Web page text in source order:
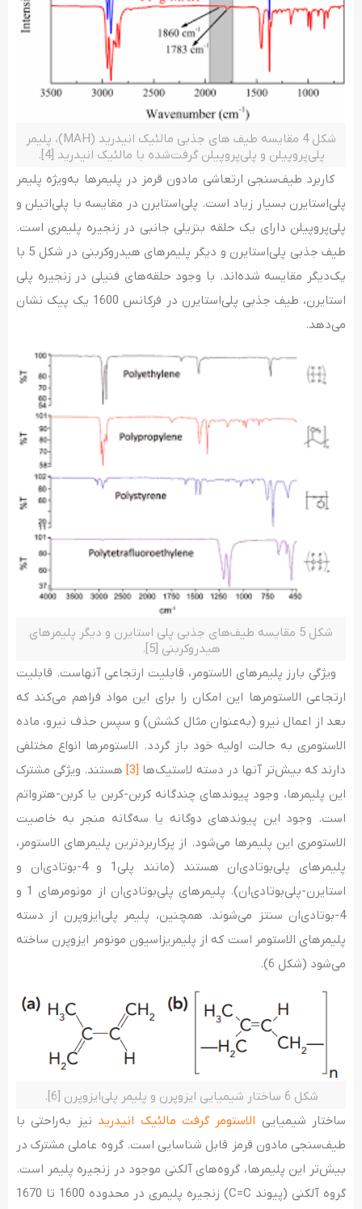
شکل 4 مقایسه طیف ­های جذبی مالئیک انیدرید (MAH)، پلیمر
پلی‌پروپیلن و پلی‌پروپیلن گرفت‌شده با­ مالئیک انیدرید [4].
کاربرد طیف‌سنجی ارتعاشی مادون قرمز در پلیمرها به‌ویژه پلیمر
پلی‌استایرن بسیار زیاد است. پلی‌­استایرن در مقایسه با پلی‌­اتیلن و
پلی‌پروپیلن دارای یک حلقه بنزیلی جانبی در زنجیره پلیمری است.
طیف جذبی پلی­‌استایرن و دیگر پلیمرهای هیدروکربنی در شکل 5 با
یک‌دیگر مقایسه شده‌­اند. با وجود حلقه­‌های فنیلی در زنجیره پلی­‌
استایرن، طیف جذبی پلی­‌استایرن در فرکانس 1600 یک پیک نشان
می‌دهد.
شکل 5 مقایسه طیف‌های جذبی پلی ­استایرن و دیگر پلیمرهای
هیدروکربنی [5].
ویژگی بارز پلیمرهای الاستومر، قابلیت ارتجاعی آن­هاست. قابلیت
ارتجاعی الاستومرها این امکان را برای این مواد فراهم می­‌کند که
بعد از اعمال نیرو (به‌­عنوان مثال کشش) و سپس حذف نیرو، ماده
الاستومری به حالت اولیه خود باز گردد. الاستومرها انواع مختلفی
دارند که بیش‌تر آن­ها در دسته لاستیک‌­ها [3]
هستند. ویژگی مشترک
این پلیمرها، وجود پیوندهای چندگانه کربن-کربن یا کربن-هترواتم
است. وجود این پیوندهای دوگانه یا سه­‌گانه منجر به خاصیت
الاستومری این پلیمرها می­‌شود. از پرکاربردترین پلیمرهای الاستومر،
پلیمرهای پلی­‌بوتادی­‌ان هستند (مانند پلی1 و 4-بوتادی­‌ان و
استایرن-پلی‌بوتادی­‌ان). پلیمرهای پلی­‌بوتادی­‌ان از مونومرهای 1 و
4-بوتادی­‌ان سنتز می­‌شوند. همچنین، پلیمر پلی­‌ایزوپرن از دسته
پلیمرهای الاستومر است که از پلیمریزاسیون مونومر ایزوپرن ساخته
می‌شود (شکل 6).
شکل 6 ساختار شیمیایی ایزوپرن و پلیمر پلی‌ایزوپرن [6].
ساختار شیمیایی الاستومر گرفت مالئیک انیدرید نیز به­‌راحتی با
طیف­‌سنجی مادون­ قرمز قابل شناسایی است. گروه عاملی مشترک در
بیش‌تر این پلیمرها، گروه­‌های آلکنی موجود در زنجیره پلیمر است.
گروه آلکنی (پیوند C=C) زنجیره پلیمری در محدوده 1600 تا 1670